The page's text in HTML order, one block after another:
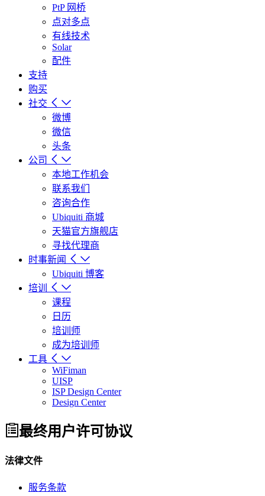
PtP 网桥
点对多点
有线技术
Solar
配件
支持
购买
社交
微博
微信
头条
公司
本地工作机会
联系我们
咨询合作
Ubiquiti 商城
天猫官方旗舰店
寻找代理商
时事新闻
Ubiquiti 博客
培训
课程
日历
培训师
成为培训师
工具
WiFiman
UISP
ISP Design Center
Design Center
最终用户许可协议
法律文件
服务条款